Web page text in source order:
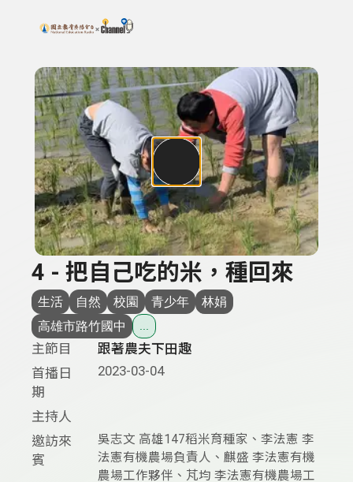
上方功能區塊
搜尋關鍵字：可輸入節目名稱、主持人或關鍵字
4 - 把自己吃的米，種回來
生活 自然 校園 青少年
林娟
高雄市路竹國中
主節目
跟著農夫下田趣
首播日
期
2023-03-04
主持人
邀訪來
賓
吳志文 高雄147稻米育種家、李法憲 李
法憲有機農場負責人、麒盛 李法憲有機
農場工作夥伴、芃均 李法憲有機農場工